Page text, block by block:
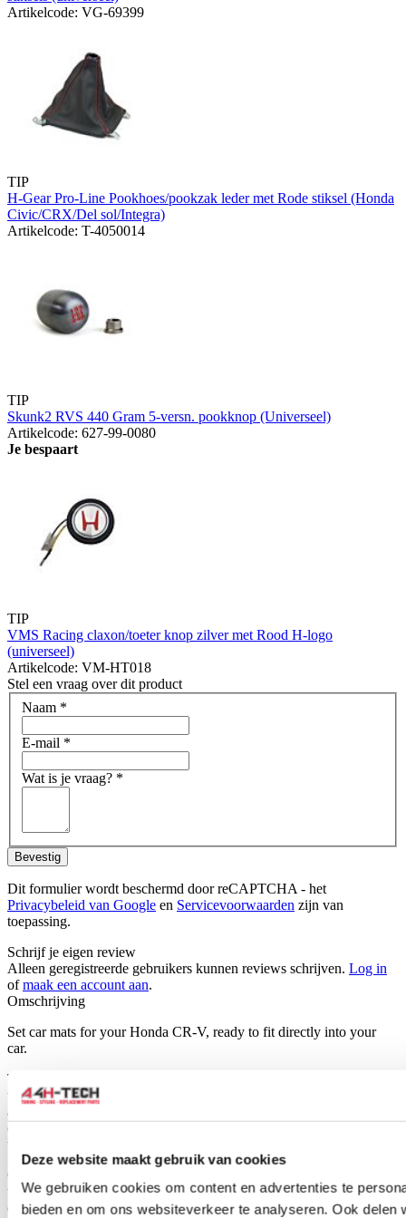
Deze website maakt gebruik van cookies
We gebruiken cookies om content en advertenties te
bieden en om ons websiteverkeer te analyseren. Ook
Artikelcode: VG-69399
TIP
H-Gear Pro-Line Pookhoes/pookzak leder met Rode stiksel (Honda
Civic/CRX/Del sol/Integra)
Artikelcode: T-4050014
TIP
Skunk2 RVS 440 Gram 5-versn. pookknop (Universeel)
Artikelcode: 627-99-0080
Je bespaart
TIP
VMS Racing claxon/toeter knop zilver met Rood H-logo
(universeel)
Artikelcode: VM-HT018
Stel een vraag over dit product
Naam *
E-mail *
Wat is je vraag? *
Bevestig
Dit formulier wordt beschermd door reCAPTCHA - het
Privacybeleid van Google en Servicevoorwaarden zijn van
toepassing.
Schrijf je eigen review
Alleen geregistreerde gebruikers kunnen reviews schrijven. Log in
ofmaak een account aan.
Omschrijving
Set car mats for your Honda CR-V, ready to fit directly into your
car.
The car mats are specifically tailored for your car type and therefore
will fit perfectly. H-Gear car mats are made of durable black fabric
and also have the standard mounting holes for easy fitting into your
car, just like the original mats.They have a anti-slip surface so mat
will not slip away.
Car mats are an important barrier between the carpet of the car and
the dirt and moisture that comes off your shoes. They are specially
designed to protect against dirt, abrasion and salt. If your car mats